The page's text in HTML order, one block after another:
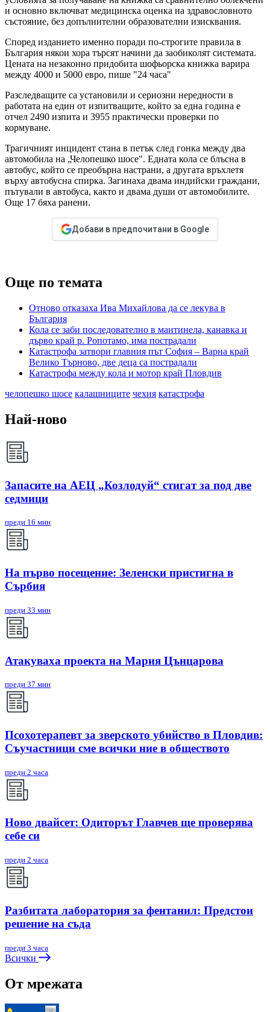
и основно включват медицинска оценка на здравословното
състояние, без допълнителни образователни изисквания.
Според изданието именно поради по-строгите правила в
България някои хора търсят начини да заобиколят системата.
Цената на незаконно придобита шофьорска книжка варира
между 4000 и 5000 евро, пише "24 часа"
Разследващите са установили и сериозни нередности в
работата на един от изпитващите, който за една година е
отчел 2490 изпита и 3955 практически проверки по
кормуване.
Трагичният инцидент стана в петък след гонка между два
автомобила на „Челопешко шосе". Едната кола се блъсна в
автобус, който се преобърна настрани, а другата връхлетя
върху автобусна спирка. Загинаха двама индийски граждани,
пътували в автобуса, както и двама души от автомобилите.
Още 17 бяха ранени.
Добави в предпочитани в Google
Още по темата
Отново отказаха Ива Михайлова да се лекува в
България
Кола се заби последователно в мантинела, канавка и
дърво край р. Ропотамо, има пострадали
Катастрофа затвори главния път София – Варна край
Велико Търново, две деца са пострадали
Катастрофа между кола и мотор край Пловдив
челопешко шосе калашниците чехия катастрофа
Най-ново
Запасите на АЕЦ „Козлодуй“ стигат за под две
седмици
преди 16 мин
На първо посещение: Зеленски пристигна в
Сърбия
преди 33 мин
Атакуваха проекта на Мария Цънцарова
преди 37 мин
Псохотерапевт за зверското убийство в Пловдив:
Съучастници сме всички ние в обществото
преди 2 часа
Ново двайсет: Одиторът Главчев ще проверява
себе си
преди 2 часа
Разбитата лаборатория за фентанил: Предстои
решение на съда
преди 3 часа
Всички
От мрежата